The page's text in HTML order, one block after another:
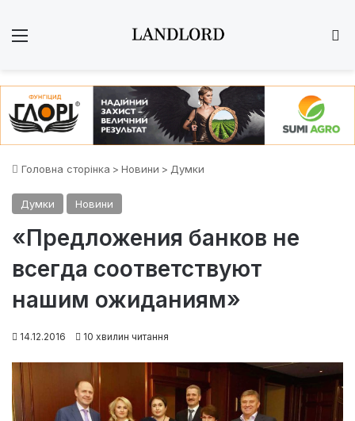
Головна сторінка > Новини > Думки
Думки Новини
«Предложения банков не
всегда соответствуют
нашим ожиданиям»
14.12.2016 10 хвилин читання